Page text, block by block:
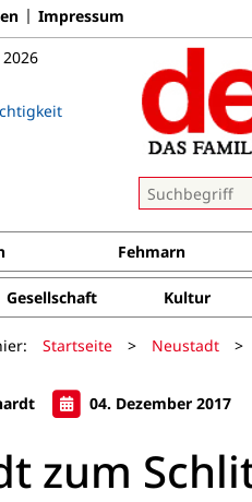
Impressum
Fehmarn
Gesellschaft Kultur
Startseite > Neustadt >
04. Dezember 2017
zum